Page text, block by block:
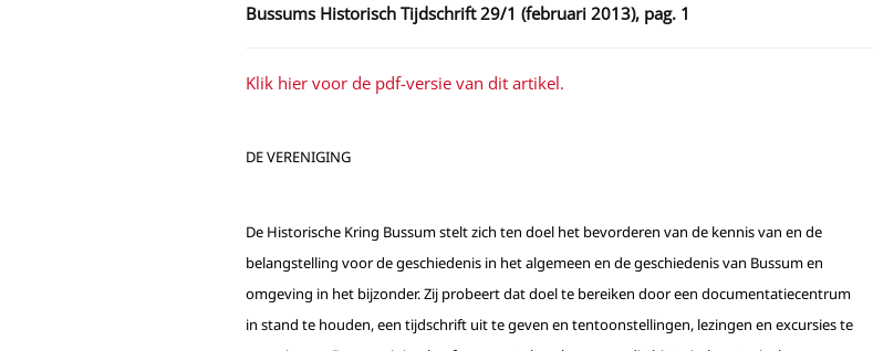
Bussums Historisch Tijdschrift 29/1 (februari 2013), pag. 1
Klik hier voor de pdf-versie van dit artikel.
DE VERENIGING
De Historische Kring Bussum stelt zich ten doel het bevorderen van de kennis van en de
belangstelling voor de geschiedenis in het algemeen en de geschiedenis van Bussum en
omgeving in het bijzonder. Zij probeert dat doel te bereiken door een documentatiecentrum
in stand te houden, een tijdschrift uit te geven en tentoonstellingen, lezingen en excursies te